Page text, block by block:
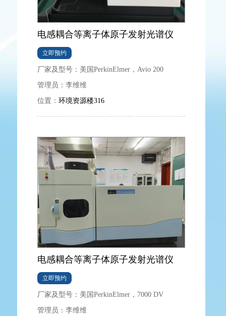
电感耦合等离子体原子发射光谱仪
立即预约
厂家及型号： 美国PerkinElmer，Avio 200
管理员： 李维维
位置： 环境资源楼316
电感耦合等离子体原子发射光谱仪
立即预约
厂家及型号： 美国PerkinElmer，7000 DV
管理员： 李维维